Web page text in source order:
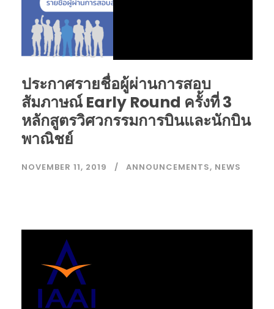
ประกาศรายชื่อผู้ผ่านการสอบ
สัมภาษณ์ Early Round ครั้งที่ 3
หลักสูตรวิศวกรรมการบินและนักบิน
พาณิชย์
NOVEMBER 11, 2019 ANNOUNCEMENTS, NEWS